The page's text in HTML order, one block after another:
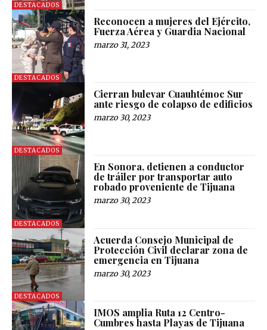
DESTACADOS
DESTACADOS
Reconocen a mujeres del Ejército,
Fuerza Aérea y Guardia Nacional
marzo 31, 2023
DESTACADOS
Cierran bulevar Cuauhtémoc Sur
ante riesgo de colapso de edificios
marzo 30, 2023
DESTACADOS
En Sonora, detienen a conductor
de tráiler por transportar auto
robado proveniente de Tijuana
marzo 30, 2023
DESTACADOS
Acuerda Consejo Municipal de
Protección Civil declarar zona de
emergencia en Tijuana
marzo 30, 2023
IMOS amplia Ruta 12 Centro-
Cumbres hasta Playas de Tijuana